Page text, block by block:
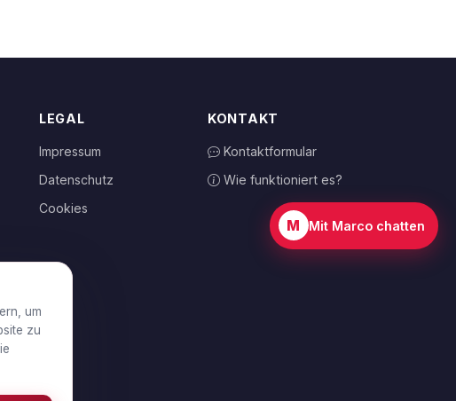
LEGAL
Impressum
Datenschutz
Cookies
KONTAKT
Kontaktformular
Wie funktioniert es?
M Mit Marco chatten
um
zu